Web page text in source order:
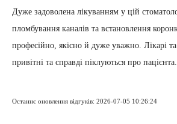
Дуже задоволена лікуванням у цій
пломбування каналів та встановлення
професійно, якісно й дуже уважно. Лікарі та
привітні та справді піклуються про
Останнє оновлення відгуків: 2026-07-05 10:26:24